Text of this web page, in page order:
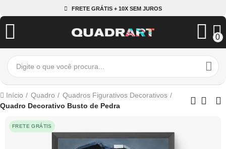
FRETE GRÁTIS + 10X SEM JUROS
0
Início Quadro
Quadros Figurativos Decorativos
Quadro Decorativo Busto de Pedra
FRETE GRÁTIS